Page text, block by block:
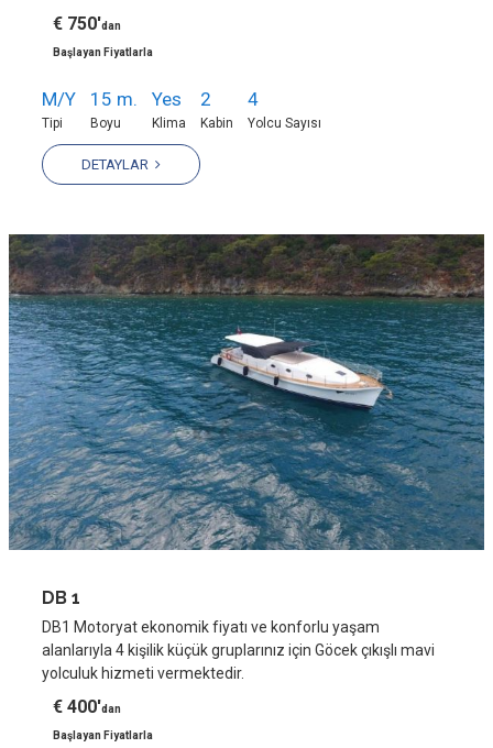
€ 750'dan
Başlayan Fiyatlarla
M/Y
Tipi
15 m.
Boyu
Yes
Klima
2
Kabin
4
Yolcu Sayısı
DETAYLAR
DB 1
DB1 Motoryat ekonomik fiyatı ve konforlu yaşam
alanlarıyla 4 kişilik küçük gruplarınız için Göcek çıkışlı mavi
yolculuk hizmeti vermektedir.
€ 400'dan
Başlayan Fiyatlarla